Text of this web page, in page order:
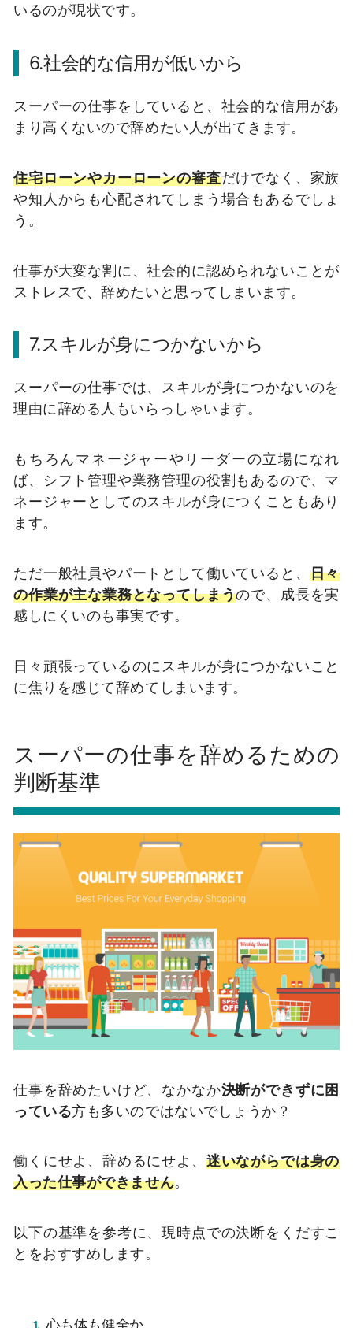
いるのが現状です。
6.社会的な信用が低いから
スーパーの仕事をしていると、社会的な信用があ
まり高くないので辞めたい人が出てきます。
住宅ローンやカーローンの審査だけでなく、家族
や知人からも心配されてしまう場合もあるでしょ
う。
仕事が大変な割に、社会的に認められないことが
ストレスで、辞めたいと思ってしまいます。
7.スキルが身につかないから
スーパーの仕事では、スキルが身につかないのを
理由に辞める人もいらっしゃいます。
もちろんマネージャーやリーダーの立場になれ
ば、シフト管理や業務管理の役割もあるので、マ
ネージャーとしてのスキルが身につくこともあり
ます。
ただ一般社員やパートとして働いていると、 日々
の作業が主な業務となってしまうので、成長を実
感しにくいのも事実です。
日々頑張っているのにスキルが身につかないこと
に焦りを感じて辞めてしまいます。
スーパーの仕事を辞めるための
判断基準
仕事を辞めたいけど、なかなか決断ができずに困
っている方も多いのではないでしょうか？
働くにせよ、辞めるにせよ、 迷いながらでは身の
入った仕事ができません。
以下の基準を参考に、現時点での決断をくだすこ
とをおすすめします。
心も体も健全か